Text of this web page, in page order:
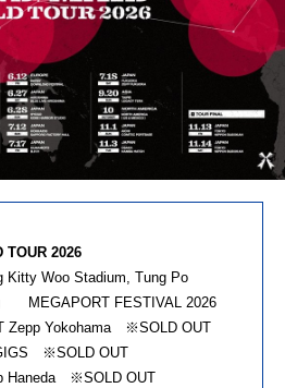
TOUR 2026
Woo Stadium, Tung Po
MEGAPORT FESTIVAL 2026
Yokohama ※SOLD OUT
※SOLD OUT
Haneda ※SOLD OUT